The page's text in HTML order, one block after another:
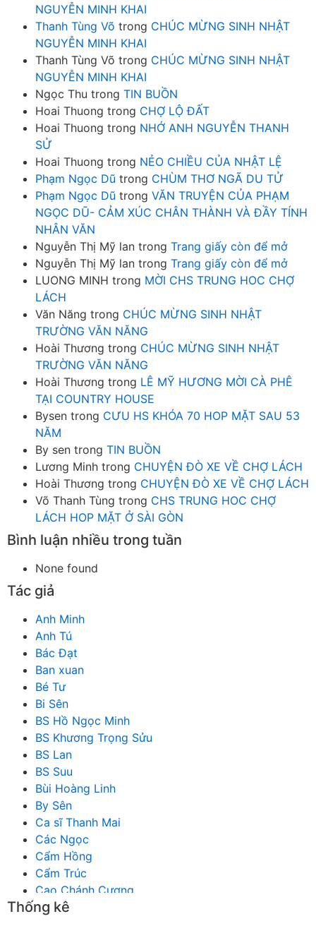
NGUYỄN MINH KHAI
Thanh Tùng Võ trong CHÚC MỪNG SINH NHẬT
NGUYỄN MINH KHAI
Thanh Tùng Võ trong CHÚC MỪNG SINH NHẬT
NGUYỄN MINH KHAI
Ngọc Thu trong TIN BUỒN
Hoai Thuong trong CHỢ LỘ ĐẤT
Hoai Thuong trong NHỚ ANH NGUYỄN THANH
SỬ
Hoai Thuong trong NẺO CHIỀU CỦA NHẬT LỆ
Phạm Ngọc Dũ trong CHÙM THƠ NGÃ DU TỬ
Phạm Ngọc Dũ trong VĂN TRUYỆN CỦA PHẠM
NGỌC DŨ- CẢM XÚC CHÂN THÀNH VÀ ĐẦY TÍNH
NHÂN VĂN
Nguyễn Thị Mỹ lan trong Trang giấy còn để mở
Nguyễn Thị Mỹ lan trong Trang giấy còn để mở
LUONG MINH trong MỜI CHS TRUNG HOC CHỢ
LÁCH
Văn Năng trong CHÚC MỪNG SINH NHẬT
TRƯỜNG VĂN NĂNG
Hoài Thương trong CHÚC MỪNG SINH NHẬT
TRƯỜNG VĂN NĂNG
Hoài Thương trong LÊ MỸ HƯƠNG MỜI CÀ PHÊ
TẠI COUNTRY HOUSE
Bysen trong CƯU HS KHÓA 70 HOP MẶT SAU 53
NĂM
By sen trong TIN BUỒN
Lương Minh trong CHUYỆN ĐÒ XE VỀ CHỢ LÁCH
Hoài Thương trong CHUYỆN ĐÒ XE VỀ CHỢ LÁCH
Võ Thanh Tùng trong CHS TRUNG HOC CHỢ
LÁCH HOP MẶT Ở SÀI GÒN
Bình luận nhiều trong tuần
None found
Tác giả
Anh Minh
Anh Tú
Bác Đạt
Ban xuan
Bé Tư
Bi Sên
BS Hồ Ngọc Minh
BS Khương Trọng Sửu
BS Lan
BS Suu
Bùi Hoàng Linh
By Sên
Ca sĩ Thanh Mai
Các Ngọc
Cẩm Hồng
Cẩm Trúc
Cao Chánh Cương
Cao Nhật Quyên
Thống kê